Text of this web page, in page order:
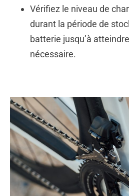
Vérifiez le niveau de
durant la période de
batterie jusqu’à
nécessaire.